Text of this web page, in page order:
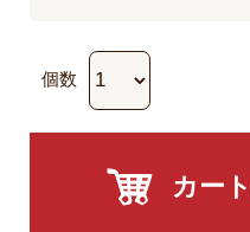
個数